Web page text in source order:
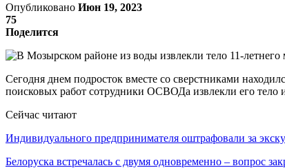
Опубликовано Июн 19, 2023
75
Поделится
Сегодня днем подросток вместе со сверстниками
поисковых работ сотрудники ОСВОДа извлекли его тело
Сейчас читают
Индивидуального предпринимателя оштрафовали за
Белоруска встречалась с двумя одновременно – вопрос